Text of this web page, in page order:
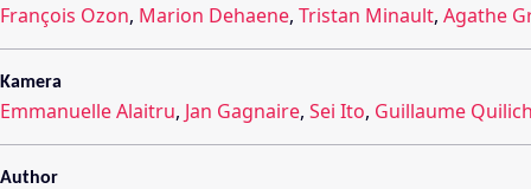
François Ozon, Marion Dehaene, Tristan Minault, Agathe
Kamera
Emmanuelle Alaitru, Jan Gagnaire, Sei Ito, Guillaume
Author